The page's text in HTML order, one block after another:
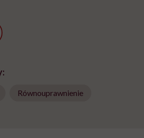
Równouprawnienie